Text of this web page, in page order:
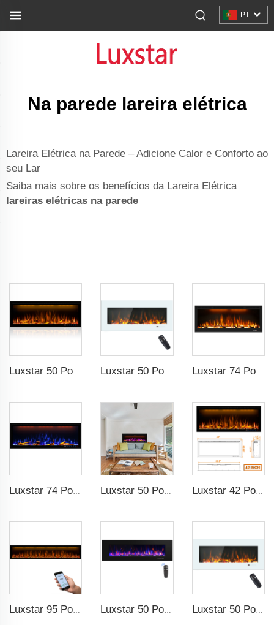
PT
Na parede lareira elétrica
Lareira Elétrica na Parede – Adicione Calor e Conforto ao
seu Lar
Saiba mais sobre os benefícios da Lareira Elétrica
lareiras elétricas na parede
Luxstar 50 Polegadas Lareiras Decorativas com Controle Remoto Inteligente LCD Luxstar 50 Polegadas Tela Larga Branca Lareira Elétrica Doméstica com Tecnologia LED Luxstar 74 Polegadas Alto Padrão Efeito de Fumaça 3D Lareira Interna
Luxstar 42 Polegadas Lareira Elétrica Inteligente Aquecedor Recessado Parede Montada com Controle por Aplicativo e Controle Remoto
Luxstar 95 Polegadas Inteligente Artificial Lareira Proteção Contra Superaquecimento Elétrica Aquecedores de Lareira com Calor Luxstar 50 Polegadas Alta Qualidade Lareira Elétrica Aquecimento Parede Montada Aquecedores Não para Nicho Log Decoração de Cristal Decorativo de Lareira Luxstar 50 Polegadas Branco Aquecedor de Lareira Elétrica Parede Montada Não para Nicho Controle Remoto Tela Sensível ao Toque Aquecedor de Casa